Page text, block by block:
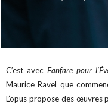
C’est avec Fanfare pour
Maurice Ravel que
L’opus propose des œuvres